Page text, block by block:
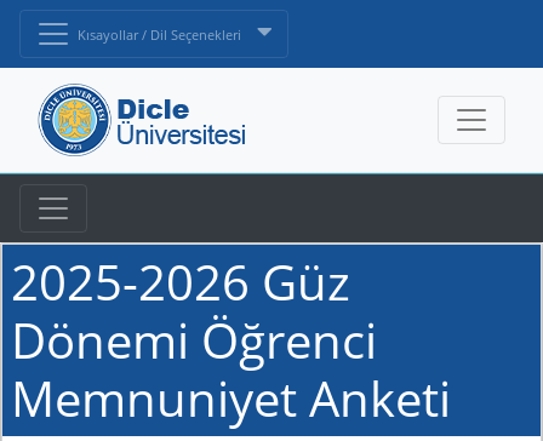
Kısayollar / Dil Seçenekleri
2025-2026 Güz
Dönemi Öğrenci
Memnuniyet Anketi